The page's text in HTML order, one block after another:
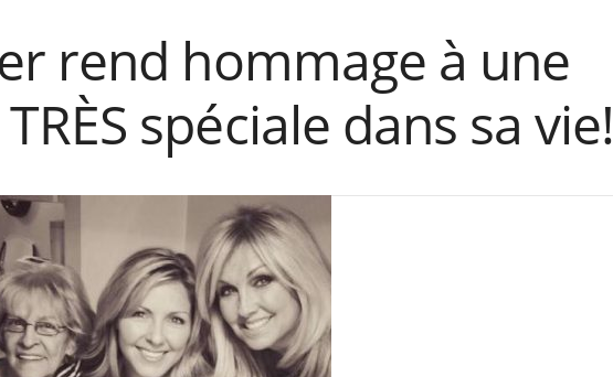
rend hommage à une
spéciale dans sa vie!